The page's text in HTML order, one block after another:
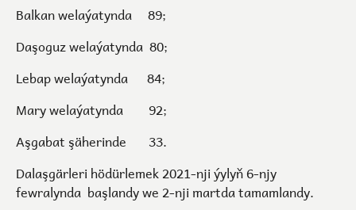
Balkan welaýatynda 89;
Daşoguz welaýatynda 80;
Lebap welaýatynda 84;
Mary welaýatynda 92;
Aşgabat şäherinde 33.
Dalaşgärleri hödürlemek 2021-nji ýylyň 6-njy
fewralynda başlandy we 2-nji martda tamamlandy.